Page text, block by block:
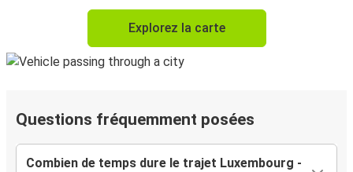
Explorez la carte
Questions fréquemment posées
Combien de temps dure le trajet Luxembourg -